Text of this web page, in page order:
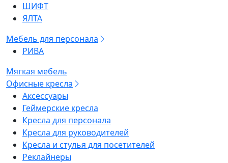
ШИФТ
ЯЛТА
Мебель для персонала
РИВА
Мягкая мебель
Офисные кресла
Аксессуары
Геймерские кресла
Кресла для персонала
Кресла для руководителей
Кресла и стулья для посетителей
Реклайнеры